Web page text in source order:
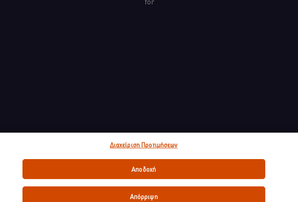
Διαχείριση Προτιμήσεων
Απόρριψη
Αποδοχή